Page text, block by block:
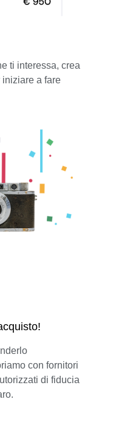
ti interessa, crea
iniziare a fare
con fornitori
di fiducia